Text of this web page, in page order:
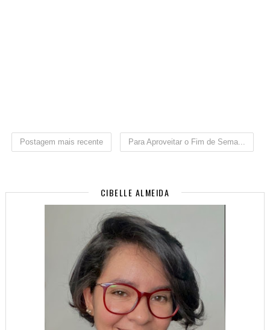
Postagem mais recente Para Aproveitar o Fim de Sema...
CIBELLE ALMEIDA